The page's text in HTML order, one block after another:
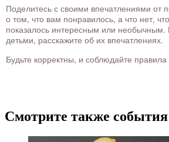
Поделитесь с своими впечатлениями от
о том, что вам понравилось, а что нет,
показалось интересным или необычным.
детьми, расскажите об их впечатлениях.
Будьте корректны, и соблюдайте
Смотрите также события